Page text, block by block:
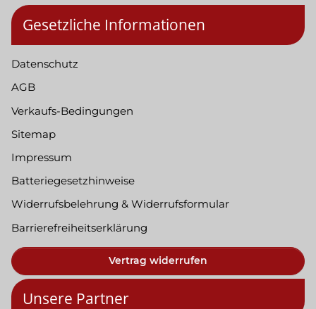
Gesetzliche Informationen
Datenschutz
AGB
Verkaufs-Bedingungen
Sitemap
Impressum
Batteriegesetzhinweise
Widerrufsbelehrung & Widerrufsformular
Barrierefreiheitserklärung
Vertrag widerrufen
Unsere Partner